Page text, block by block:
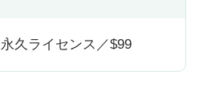
永久ライセンス／$99